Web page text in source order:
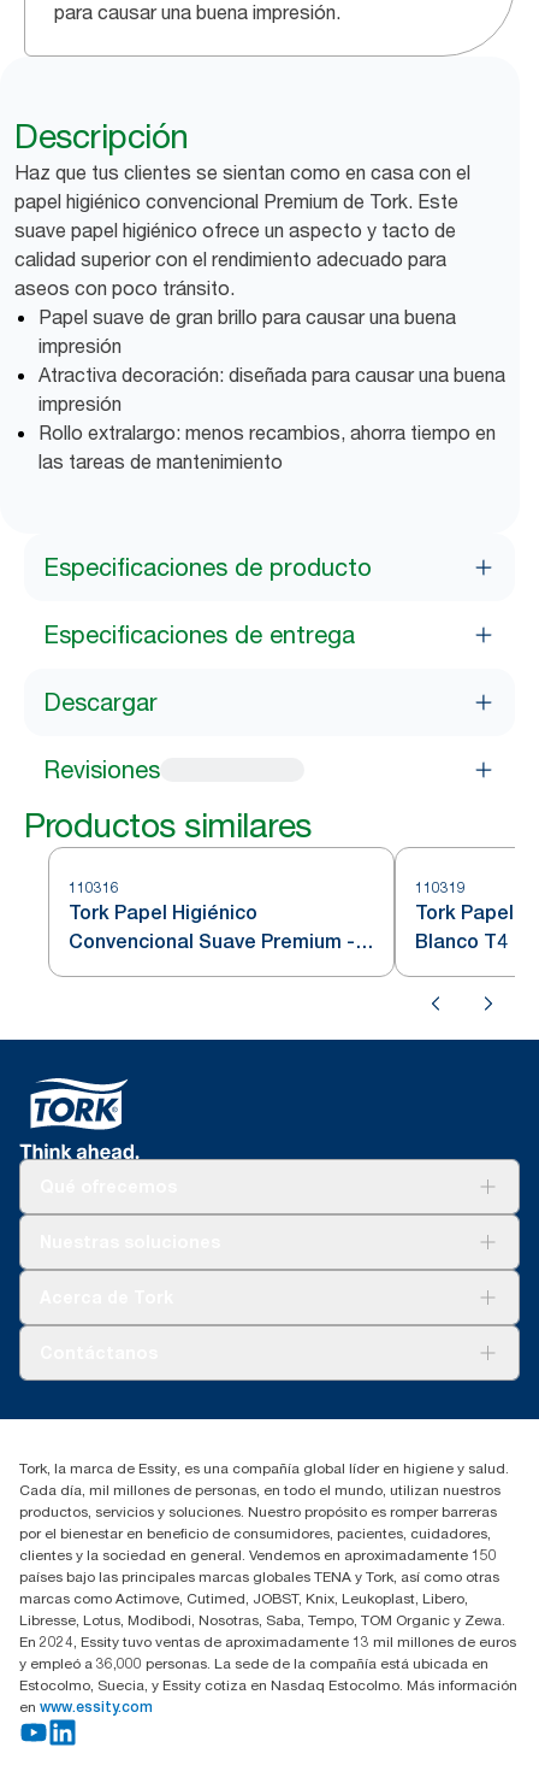
para causar una buena impresión.
Descripción
Haz que tus clientes se sientan como en casa con el
papel higiénico convencional Premium de Tork. Este
suave papel higiénico ofrece un aspecto y tacto de
calidad superior con el rendimiento adecuado para
aseos con poco tránsito.
Papel suave de gran brillo para causar una buena
impresión
Atractiva decoración: diseñada para causar una buena
impresión
Rollo extralargo: menos recambios, ahorra tiempo en
las tareas de mantenimiento
Especificaciones de producto
Especificaciones de entrega
Descargar
Revisiones
Productos similares
110316
Tork Papel Higiénico
Convencional Suave Premium - 3
Capas
110319
Tork Papel
Blanco T4
91 657 84 00
Tork, la marca de Essity, es una compañía global líder en higiene y salud.
Cada día, mil millones de personas, en todo el mundo, utilizan nuestros
productos, servicios y soluciones. Nuestro propósito es romper barreras
por el bienestar en beneficio de consumidores, pacientes, cuidadores,
clientes y la sociedad en general. Vendemos en aproximadamente 150
países bajo las principales marcas globales TENA y Tork, así como otras
marcas como Actimove, Cutimed, JOBST, Knix, Leukoplast, Libero,
Libresse, Lotus, Modibodi, Nosotras, Saba, Tempo, TOM Organic y Zewa.
En 2024, Essity tuvo ventas de aproximadamente 13 mil millones de euros
y empleó a 36,000 personas. La sede de la compañía está ubicada en
Estocolmo, Suecia, y Essity cotiza en Nasdaq Estocolmo. Más información
en www.essity.com